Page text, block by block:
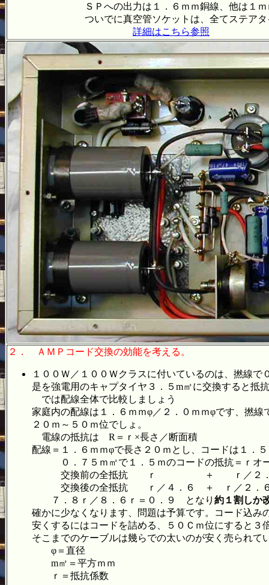
ＳＰへの出力は１．６ｍｍ銅線、他は１ｍｍ銅
ついでに真空管ソケットは、全てステアタイト製
詳細はこちら参照
２． ＡＭＰコード交換の効能を考える。
１００Ｗ／１００Ｗクラスに付いているのは、撚線で
是を強電用のキャプタイヤ３．５m㎡に交換すると抵
では配線全体で比較しましょう
家庭内の配線は１．６ｍｍφ／２．０ｍｍφです、撚
２０ｍ～５０ｍ位でしょ。
電線の抵抗は R＝ｒ×長さ／断面積
配線＝１．６ｍｍφで長さ２０ｍとし、コードは１．
０．７５ｍ㎡で１．５ｍのコードの抵抗＝ｒオ
交換前の全抵抗 ｒ ＋ ｒ／２．６×
交換後の全抵抗 ｒ／４．６ ＋ ｒ／２．
７．８ｒ／８．６ｒ＝０．９ となり 約１割しか
確かに少なくなります、問題は予算です。コード込み
安くするにはコードを詰める、５０Ｃｍ位にすると
そこまでのケーブルは幾らでの太いのが安く売られ
φ＝直径
m㎡＝平方ｍｍ
ｒ＝抵抗係数